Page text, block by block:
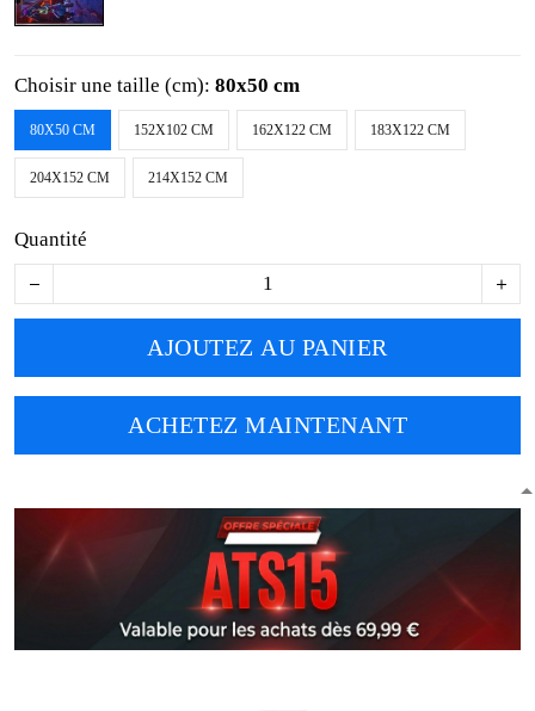
Choisir une taille (cm): 80x50 cm
80X50 CM 152X102 CM 162X122 CM 183X122 CM
204X152 CM 214X152 CM
Quantité
AJOUTEZ AU PANIER
ACHETEZ MAINTENANT